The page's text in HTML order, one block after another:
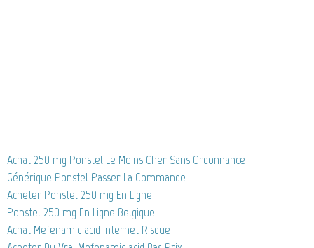
Achat 250 mg Ponstel Le Moins Cher Sans Ordonnance
Générique Ponstel Passer La Commande
Acheter Ponstel 250 mg En Ligne
Ponstel 250 mg En Ligne Belgique
Achat Mefenamic acid Internet Risque